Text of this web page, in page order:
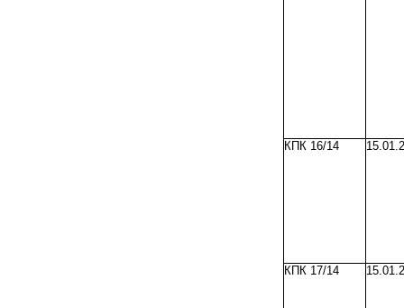
КПК 16/14
КПК 17/14